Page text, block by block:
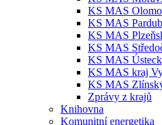
KS MAS
KS MAS
KS MAS
KS MAS
KS MAS
KS MAS kraj
KS MAS
Zprávy z krajů
Knihovna
Komunitní energetika